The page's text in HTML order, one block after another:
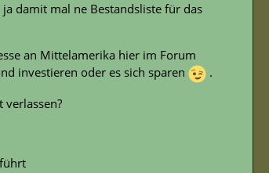
damit mal ne Bestandsliste für das
an Mittelamerika hier im Forum
investieren oder es sich sparen
.